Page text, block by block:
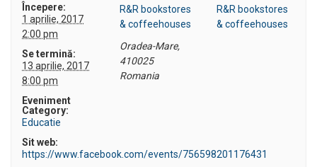
Începere:
1 aprilie, 2017
2:00 pm
Se termină:
13 aprilie, 2017
8:00 pm
Eveniment
Category:
Educatie
Sit web:
https://www.facebook.com/events/756598201176431
R&R bookstores
& coffeehouses
Oradea-Mare,
410025
Romania
R&R bookstores
& coffeehouses